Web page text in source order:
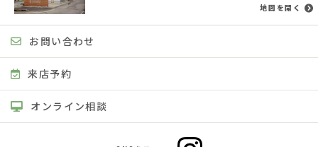
地図を開く
お問い合わせ
来店予約
オンライン相談